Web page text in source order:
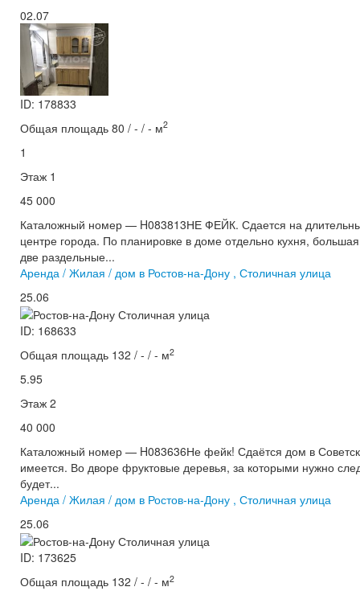
02.07
ID: 178833
Общая площадь 80 / - / - м2
1
Этаж 1
45 000
Каталожный номер — H083813НЕ ФЕЙК. Сдается на
центре города. По планировке в доме отдельно кухня,
две раздельные...
Аренда / Жилая / дом в Ростов-на-Дону , Столичная улица
25.06
ID: 168633
Общая площадь 132 / - / - м2
5.95
Этаж 2
40 000
Каталожный номер — H083636Не фейк! Сдаётся дом в
имеется. Во дворе фруктовые деревья, за которыми нужно
будет...
Аренда / Жилая / дом в Ростов-на-Дону , Столичная улица
25.06
ID: 173625
Общая площадь 132 / - / - м2